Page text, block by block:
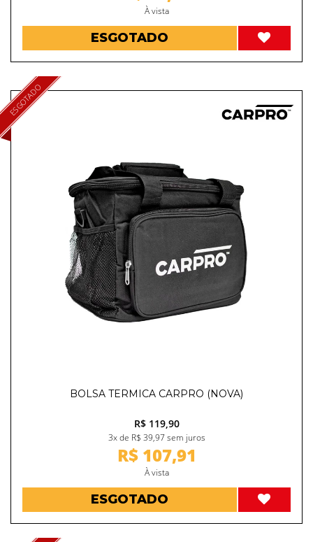
À vista
ESGOTADO
ESGOTADO
BOLSA TERMICA CARPRO (NOVA)
R$ 119,90
3x de R$ 39,97 sem juros
R$ 107,91
À vista
ESGOTADO